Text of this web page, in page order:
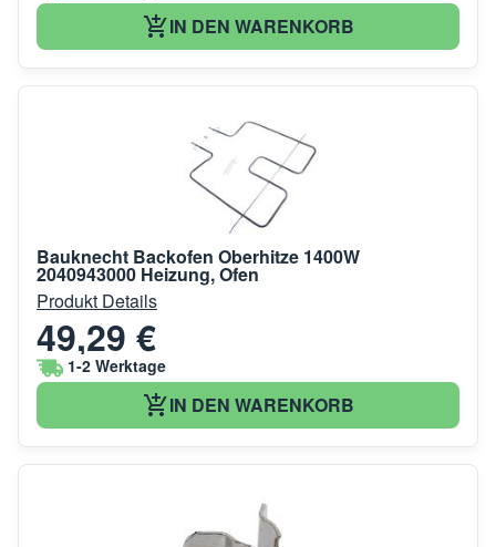
IN DEN WARENKORB
Bauknecht Backofen Oberhitze 1400W
2040943000 Heizung, Ofen
Produkt Details
49,29 €
1-2 Werktage
IN DEN WARENKORB